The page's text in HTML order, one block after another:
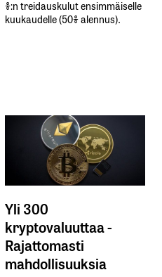
%:n treidauskulut​ ​ensimmäiselle​ ​
kuukaudelle​ ​(50%​ ​alennus).
Yli 300
kryptovaluuttaa -
Rajattomasti
mahdollisuuksia